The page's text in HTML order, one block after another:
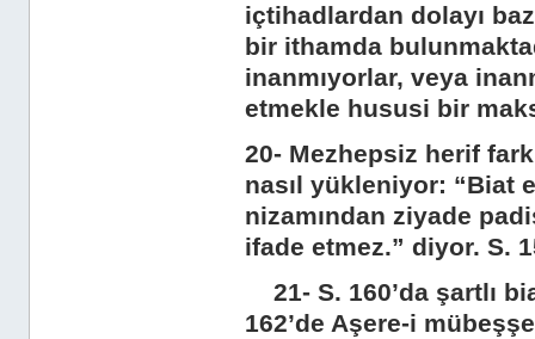
içtihadlardan dolayı
bir ithamda
inanmıyorlar, veya
etmekle hususi bir
20- Mezhepsiz herif
nasıl yükleniyor: “Biat
nizamından ziyade
ifade etmez.” diyor. S.
21- S. 160’da şartlı
162’de Aşere-i